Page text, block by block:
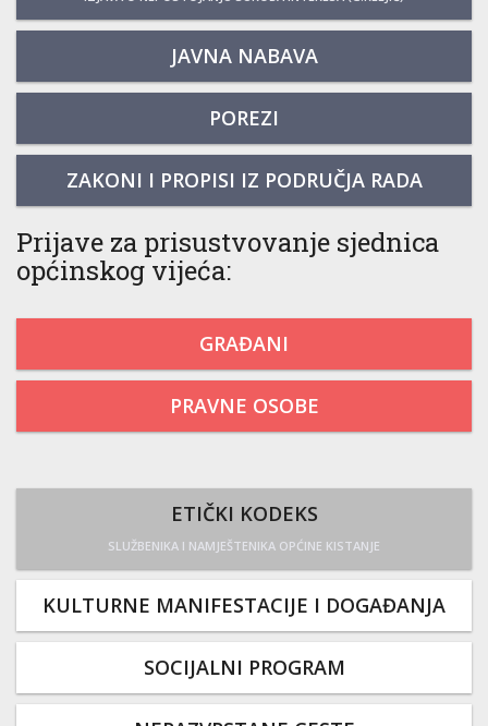
JAVNA NABAVA
POREZI
ZAKONI I PROPISI IZ PODRUČJA RADA
Prijave za prisustvovanje sjednica
općinskog vijeća:
GRAĐANI
PRAVNE OSOBE
ETIČKI KODEKS
SLUŽBENIKA I NAMJEŠTENIKA OPĆINE KISTANJE
KULTURNE MANIFESTACIJE I DOGAĐANJA
SOCIJALNI PROGRAM